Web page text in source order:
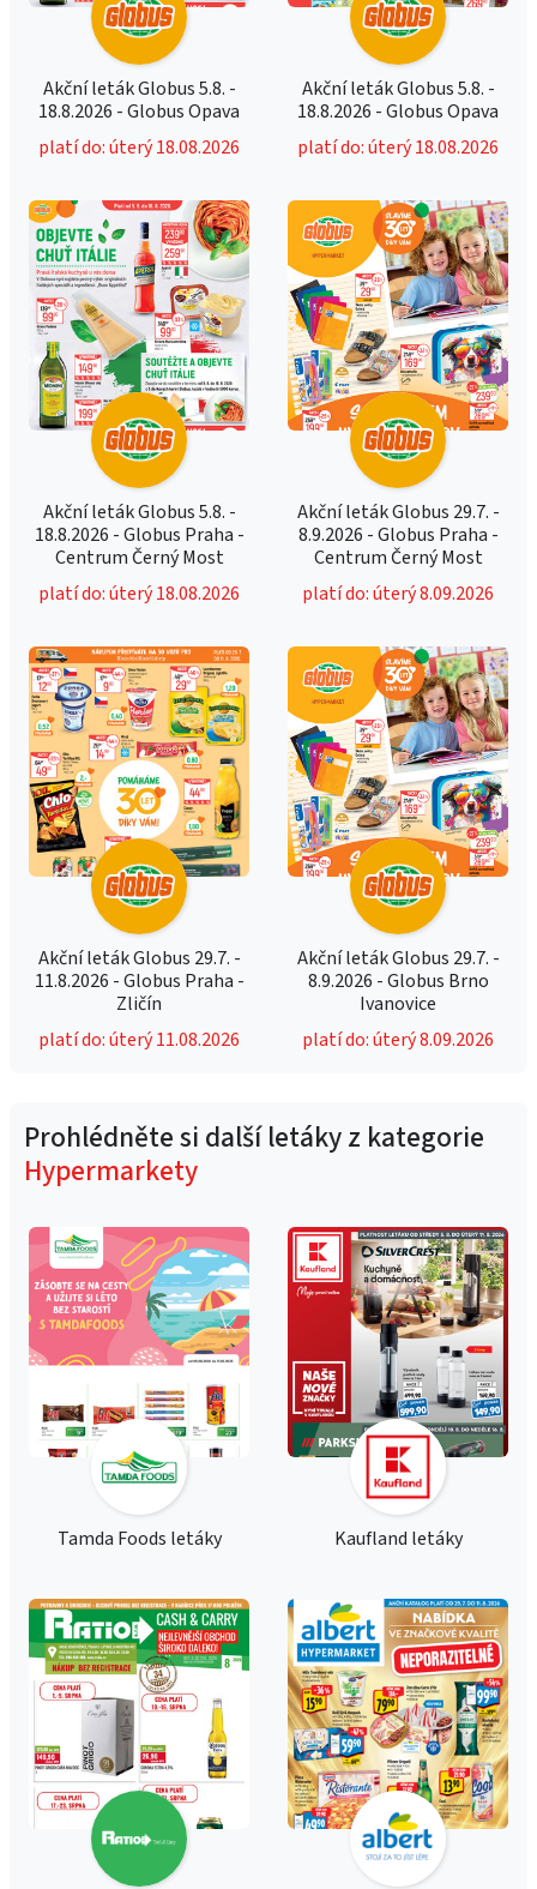
Akční leták Globus 5.8. -
18.8.2026 - Globus Opava
platí do: úterý 18.08.2026
Akční leták Globus 5.8. -
18.8.2026 - Globus Opava
platí do: úterý 18.08.2026
Akční leták Globus 5.8. -
18.8.2026 - Globus Praha -
Centrum Černý Most
platí do: úterý 18.08.2026
Akční leták Globus 29.7. -
8.9.2026 - Globus Praha -
Centrum Černý Most
platí do: úterý 8.09.2026
Akční leták Globus 29.7. -
11.8.2026 - Globus Praha -
Zličín
platí do: úterý 11.08.2026
Akční leták Globus 29.7. -
8.9.2026 - Globus Brno
Ivanovice
platí do: úterý 8.09.2026
Prohlédněte si další letáky z kategorie
Hypermarkety
Tamda Foods letáky Kaufland letáky